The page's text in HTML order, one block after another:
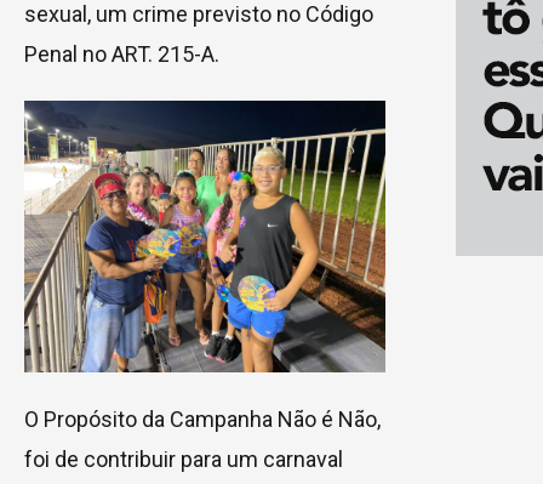
sexual, um crime previsto no Código
Penal no ART. 215-A.
O Propósito da Campanha Não é Não,
foi de contribuir para um carnaval